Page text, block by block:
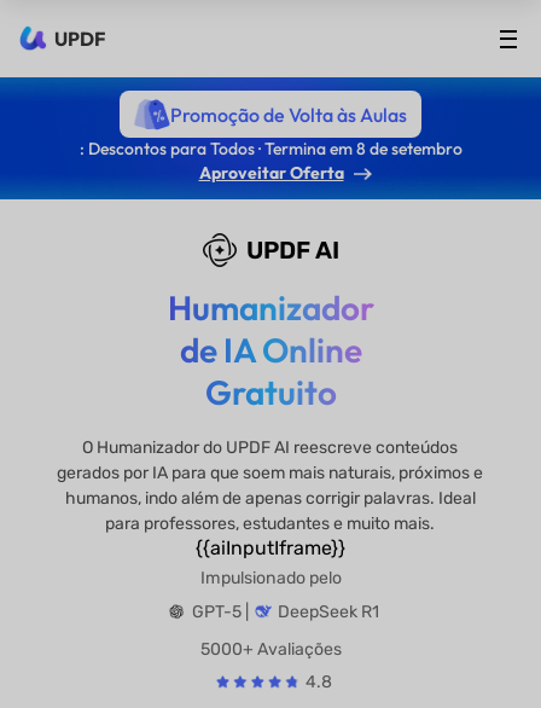
UPDF
Promoção de Volta às Aulas
: Descontos para Todos · Termina em 8 de setembro
Aproveitar Oferta
UPDF AI
Humanizador
de IA Online
Gratuito
O Humanizador do UPDF AI reescreve conteúdos
gerados por IA para que soem mais naturais, próximos e
humanos, indo além de apenas corrigir palavras. Ideal
para professores, estudantes e muito mais.
{{aiInputIframe}}
Impulsionado pelo
GPT-5 |
DeepSeek R1